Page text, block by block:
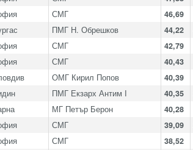
СМГ 46,69
ПМГ Н. Обрешков 44,22
СМГ 42,79
СМГ 40,43
ОМГ Кирил Попов 40,39
ПМГ Екзарх Антим І 40,35
МГ Петър Берон 40,28
СМГ 39,09
СМГ 38,52